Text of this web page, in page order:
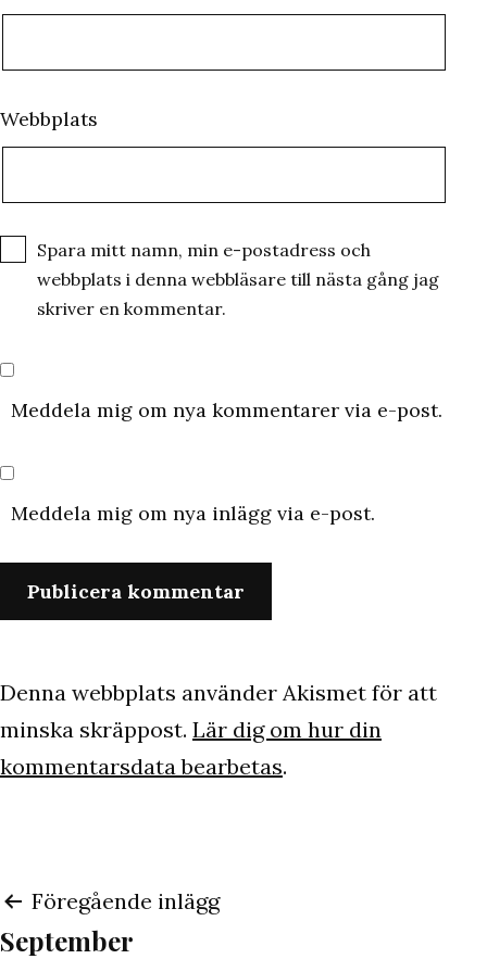
Webbplats
Spara mitt namn, min e-postadress och
webbplats i denna webbläsare till nästa gång jag
skriver en kommentar.
Meddela mig om nya kommentarer via e-post.
Meddela mig om nya inlägg via e-post.
Denna webbplats använder Akismet för att
minska skräppost. Lär dig om hur din
kommentarsdata bearbetas.
Inläggsnavigering
Föregående inlägg
September